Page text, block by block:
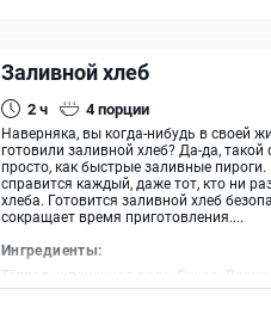
Заливной хлеб
2 ч 4порции
Наверняка, вы когда-нибудь в своей
готовили заливной хлеб? Да-да,
просто, как быстрые заливные
справится каждый, даже тот, кто ни
хлеба. Готовится заливной хлеб
сокращает время приготовления....
Ингредиенты:
Тёплая кипяченная вода, Сахар,